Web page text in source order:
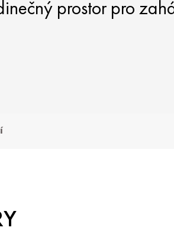
prostor pro